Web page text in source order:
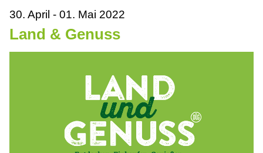
30. April - 01. Mai 2022
Land & Genuss